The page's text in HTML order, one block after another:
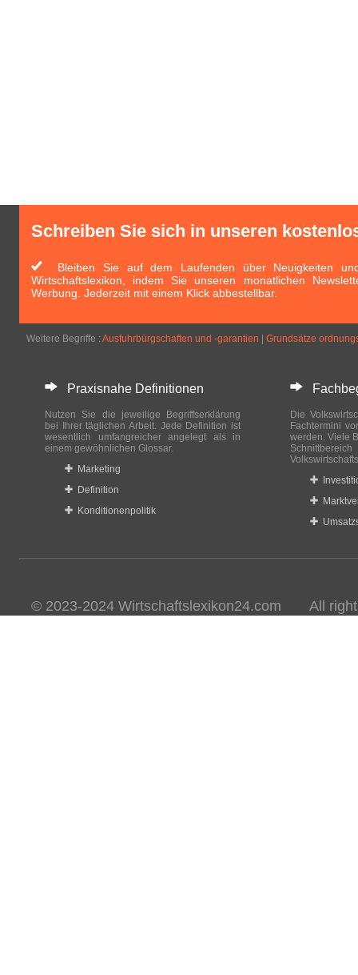
Schreiben Sie sich in unseren
Bleiben Sie auf dem Laufenden über Neuigkeiten
Wirtschaftslexikon, indem Sie unseren monatlichen
Werbung. Jederzeit mit einem Klick abbestellbar.
Weitere Begriffe : Ausfuhrbürgschaften und -garantien Grundsätze
Praxisnahe Definitionen
Nutzen Sie die jeweilige Begriffserklärung
bei Ihrer täglichen Arbeit. Jede Definition ist
wesentlich umfangreicher angelegt als in
einem gewöhnlichen Glossar.
Marketing
Definition
Konditionenpolitik
Die
Fachtermini
werden. Viele
© 2023-2024 Wirtschaftslexikon24.com All